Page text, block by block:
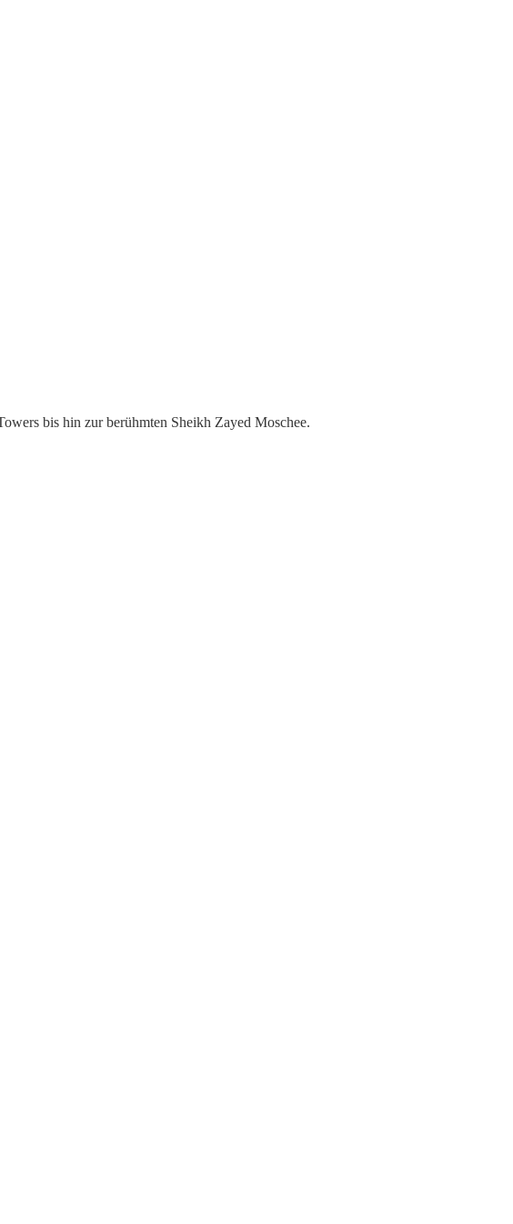
bis hin zur berühmten Sheikh Zayed Moschee.